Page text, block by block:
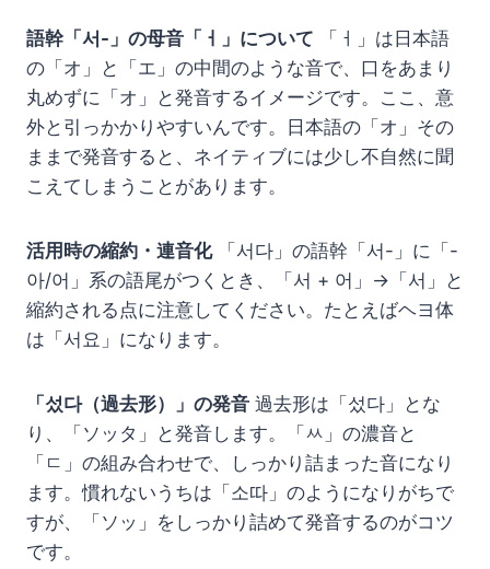
語幹「서-」の母音「ㅓ」について 「ㅓ」は日本語
の「オ」と「エ」の中間のような音で、口をあまり
丸めずに「オ」と発音するイメージです。ここ、意
外と引っかかりやすいんです。日本語の「オ」その
ままで発音すると、ネイティブには少し不自然に聞
こえてしまうことがあります。
活用時の縮約・連音化「서다」の語幹「서-」に「-
아/어」系の語尾がつくとき、「서 + 어」→「서」と
縮約される点に注意してください。たとえばヘヨ体
は「서요」になります。
「섰다（過去形）」の発音 過去形は「섰다」とな
り、「ソッタ」と発音します。「ㅆ」の濃音と
「ㄷ」の組み合わせで、しっかり詰まった音になり
ます。慣れないうちは「소따」のようになりがちで
すが、「ソッ」をしっかり詰めて発音するのがコツ
です。